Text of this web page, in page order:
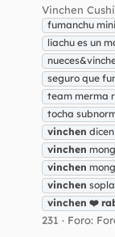
Vinchen
fumanchu
liachu es un
seguro que
team merma
tocha
vinchen
vinchen
vinchen
vinchen
vinchen ❤️
231
Foro: